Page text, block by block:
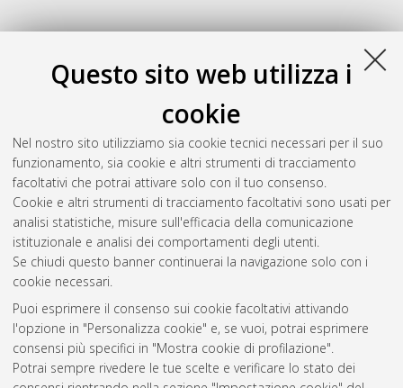
Questo sito web utilizza i
cookie
Nel nostro sito utilizziamo sia cookie tecnici necessari per il suo
funzionamento, sia cookie e altri strumenti di tracciamento
facoltativi che potrai attivare solo con il tuo consenso.
Cookie e altri strumenti di tracciamento facoltativi sono usati per
analisi statistiche, misure sull'efficacia della comunicazione
istituzionale e analisi dei comportamenti degli utenti.
Se chiudi questo banner continuerai la navigazione solo con i
cookie necessari.
Puoi esprimere il consenso sui cookie facoltativi attivando
l'opzione in "Personalizza cookie" e, se vuoi, potrai esprimere
consensi più specifici in "Mostra cookie di profilazione".
Potrai sempre rivedere le tue scelte e verificare lo stato dei
Gestione del documento:
Atom
Rss 1.0
Rss 2.0